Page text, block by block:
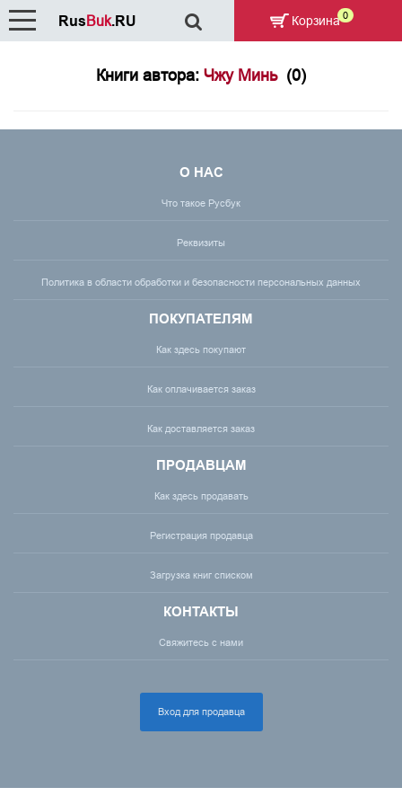
Книги автора: Чжу Минь (0)
О НАС
Что такое Русбук
Реквизиты
Политика в области обработки и безопасности персональных данных
ПОКУПАТЕЛЯМ
Как здесь покупают
Как оплачивается заказ
Как доставляется заказ
ПРОДАВЦАМ
Как здесь продавать
Регистрация продавца
Загрузка книг списком
КОНТАКТЫ
Свяжитесь с нами
Вход для продавца
RusBuk.RU Корзина 0